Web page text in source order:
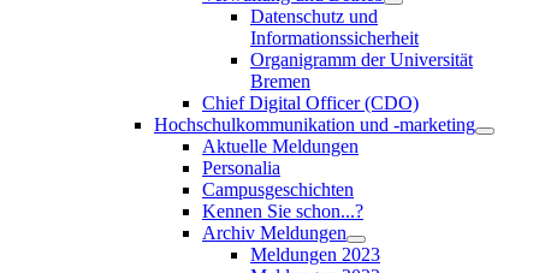
Datenschutz und
Informationssicherheit
Organigramm der Universität
Bremen
Chief Digital Officer (CDO)
Hochschulkommunikation und -marketing
Aktuelle Meldungen
Personalia
Campusgeschichten
Kennen Sie schon...?
Archiv Meldungen
Meldungen 2023